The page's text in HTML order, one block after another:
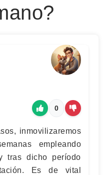
0
inmovilizaremos
empleando
tras dicho período
Es de vital